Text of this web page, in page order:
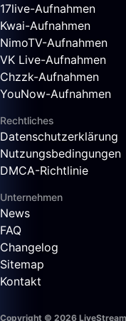
17live-Aufnahmen
Kwai-Aufnahmen
NimoTV-Aufnahmen
VK Live-Aufnahmen
Chzzk-Aufnahmen
YouNow-Aufnahmen
Rechtliches
Datenschutzerklärung
Nutzungsbedingungen
DMCA-Richtlinie
Unternehmen
News
FAQ
Changelog
Sitemap
Kontakt
Copyright © 2026